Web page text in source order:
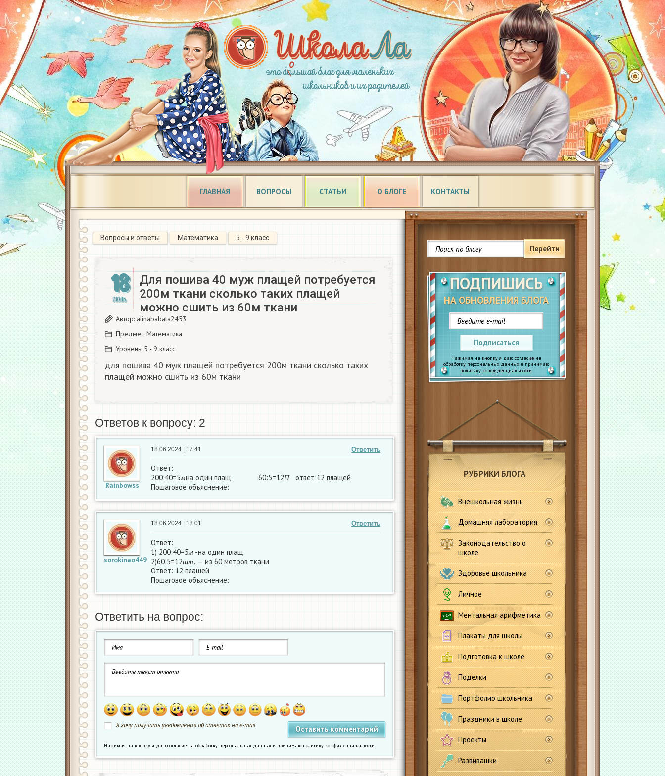
ГЛАВНАЯ ВОПРОСЫ СТАТЬИ О БЛОГЕ КОНТАКТЫ
Перейти
ПОДПИШИСЬ
НА ОБНОВЛЕНИЯ БЛОГА
Подписаться
Нажимая на кнопку я даю согласие на
обработку персональных данных и принимаю
политику конфиденциальности.
РУБРИКИ БЛОГА
Внешкольная жизнь
Домашняя лаборатория
Законодательство о
школе
Здоровье школьника
Личное
Ментальная арифметика
Плакаты для школы
Подготовка к школе
Поделки
Портфолио школьника
Праздники в школе
Проекты
Развивашки
Вопросы и ответы Математика 5 - 9 класс
18
ИЮНЬ
Для пошива 40 муж плащей потребуется
200м ткани сколько таких плащей
можно сшить из 60м ткани
Автор: alinababata2453
Предмет: Математика
Уровень: 5 - 9 класс
для пошива 40 муж плащей потребуется 200м ткани сколько таких
плащей можно сшить из 60м ткани
Ответов к вопросу: 2
Rainbowss
Ответить
18.06.2024 | 17:41
Ответ:
200:40=5 на один плащ 60:5=12Пответ:12 плащей
Пошаговое объяснение:
sorokinao449
Ответить
18.06.2024 | 18:01
Ответ:
1) 200:40=5
-на один плащ
2)60:5=12 шт. — из 60 метров ткани
Ответ: 12 плащей
Пошаговое объяснение:
Ответить на вопрос:
Я хочу получать уведомления об ответах на e-mail
Нажимая на кнопку я даю согласие на обработку персональных данных и принимаю политику конфиденциальности.